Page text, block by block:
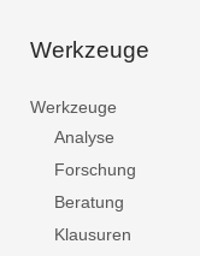
Werkzeuge
Werkzeuge
Analyse
Forschung
Beratung
Klausuren